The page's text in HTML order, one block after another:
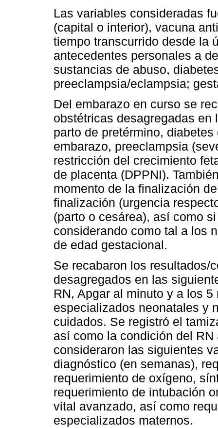
Las variables consideradas
(capital o interior), vacuna
tiempo transcurrido desde la
antecedentes personales a
sustancias de abuso,
preeclampsia/eclampsia;
Del embarazo en curso se
obstétricas desagregadas
parto de pretérmino,
embarazo, preeclampsia
restricción del crecimiento
de placenta (DPPNI).
momento de la finalización
finalización (urgencia
(parto o cesárea), así como
considerando como tal a los
de edad gestacional.
Se recabaron los resultados/
desagregados en las
RN, Apgar al minuto y a los
especializados neonatales y
cuidados. Se registró el
así como la condición del
consideraron las siguientes
diagnóstico (en semanas),
requerimiento de oxígeno,
requerimiento de intubación
vital avanzado, así como
especializados maternos.